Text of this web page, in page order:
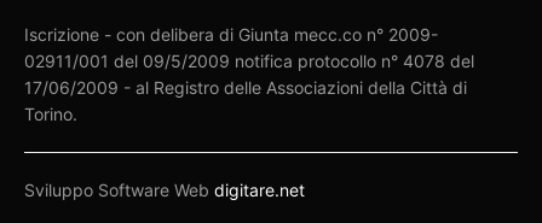
Iscrizione - con delibera di Giunta mecc.co n° 2009-
02911/001 del 09/5/2009 notifica protocollo n° 4078 del
17/06/2009 - al Registro delle Associazioni della Città di
Torino.
Sviluppo Software Webdigitare.net